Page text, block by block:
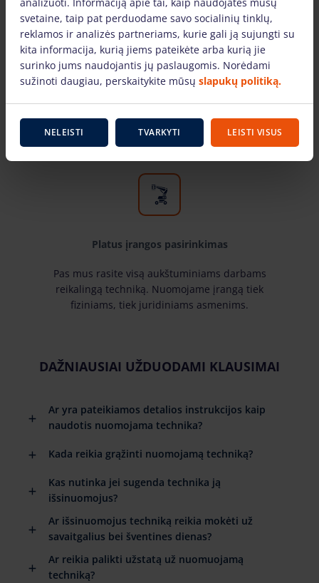
Tik žinomų gamintojų įranga
Pas mus rasite žinomiausių gamintojų ir laiko
patikrintą aukštuminiams darbams skirtą įrangą.
Mūsų nuomojama technika yra techniškai
tvarkinga ir tinkami naudoti.
Platus įrangos pasirinkimas
Pas mus rasite visą aukštuminiams darbams
reikalingą techniką. Nuomojame įrangą tiek
fiziniams, tiek juridiniams asmenims.
DAŽNIAUSIAI UŽDUODAMI KLAUSIMAI
Ar yra pateikiamos detalios instrukcijos kaip
naudotis nuomojama technika?
Kada reikia grąžinti nuomojamą techniką?
Kas nutinka jei sugenda technika ją
išsinuomojus?
Ar išsinuomojus techniką reikia mokėti už
savaitgalius bei šventines dienas?
Ar reikia palikti užstatą už nuomuojamą
techniką?
svetaine, taip pat perduodame savo socialinių tinklų,
reklamos ir analizės partneriams, kurie gali ją sujungti su
kita informacija, kurią jiems pateikėte arba kurią jie
surinko jums naudojantis jų paslaugomis. Norėdami
sužinoti daugiau, perskaitykite mūsų slapukų politiką.
NELEISTI TVARKYTI LEISTI VISUS